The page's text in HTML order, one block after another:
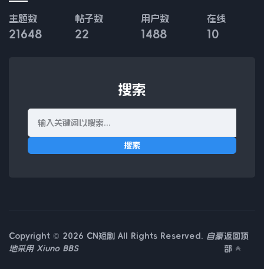
主题数
21648
帖子数
22
用户数
1488
在线
10
搜索
搜索
Copyright © 2026 CN短剧 All Rights Reserved. 自豪
地采用 Xiuno BBS
返回顶
部